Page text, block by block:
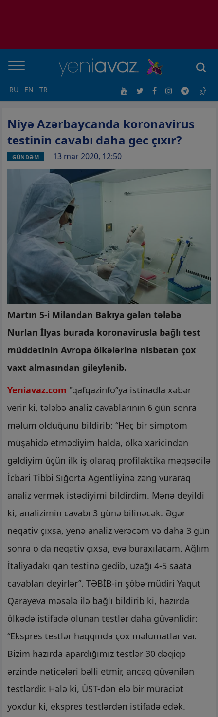
RU EN TR
Niyə Azərbaycanda koronavirus
testinin cavabı daha gec çıxır?
GÜNDƏM 13 mar 2020, 12:50
Martın 5-i Milandan Bakıya gələn tələbə
Nurlan İlyas burada koronavirusla bağlı test
müddətinin Avropa ölkələrinə nisbətən çox
vaxt almasından gileylənib.
Yeniavaz.com "qafqazinfo”ya istinadla xəbər
verir ki, tələbə analiz cavablarının 6 gün sonra
məlum olduğunu bildirib: “Heç bir simptom
müşahidə etmədiyim halda, ölkə xaricindən
gəldiyim üçün ilk iş olaraq profilaktika məqsədilə
İcbari Tibbi Sığorta Agentliyinə zəng vuraraq
analiz vermək istədiyimi bildirdim. Mənə deyildi
ki, analizimin cavabı 3 günə bilinəcək. Əgər
neqativ çıxsa, yenə analiz verəcəm və daha 3 gün
sonra o da neqativ çıxsa, evə buraxılacam. Ağlım
İtaliyadakı qan testinə gedib, uzağı 4-5 saata
cavabları deyirlər”. TƏBİB-in şöbə müdiri Yaqut
Qarayeva məsələ ilə bağlı bildirib ki, hazırda
ölkədə istifadə olunan testlər daha güvənlidir:
“Ekspres testlər haqqında çox məlumatlar var.
Bizim hazırda apardığımız testlər 30 dəqiqə
ərzində nəticələri bəlli etmir, ancaq güvənilən
testlərdir. Hələ ki, ÜST-dən elə bir müraciət
yoxdur ki, ekspres testlərdən istifadə edək.